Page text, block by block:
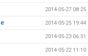
2014-05-27 08:25
2014-05-25 19:44
2014-05-23 06:51
2014-05-22 11:10